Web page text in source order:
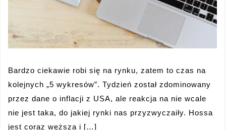
Bardzo ciekawie robi się na rynku, zatem to czas na
kolejnych „5 wykresów”. Tydzień został zdominowany
przez dane o inflacji z USA, ale reakcja na nie wcale
nie jest taka, do jakiej rynki nas przyzwyczaiły. Hossa
jest coraz węższa i […]